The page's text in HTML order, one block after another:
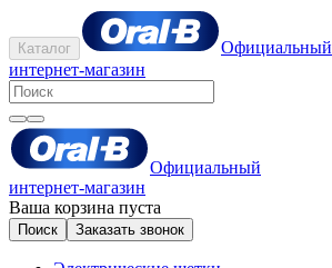
Каталог
Официальный
интернет-магазин
Официальный
интернет-магазин
Ваша корзина пуста
Поиск Заказать звонок